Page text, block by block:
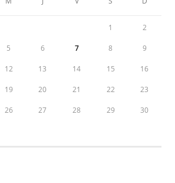
1 2
5 6 7 8 9
12 13 14 15 16
19 20 21 22 23
26 27 28 29 30